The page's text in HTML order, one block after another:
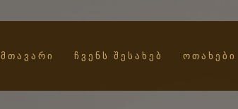
ᲛᲗᲐᲕᲐᲠᲘ ᲩᲕᲔᲜᲡ ᲨᲔᲡᲐᲮᲔᲑ ᲝᲗᲐᲮᲔᲑᲘ